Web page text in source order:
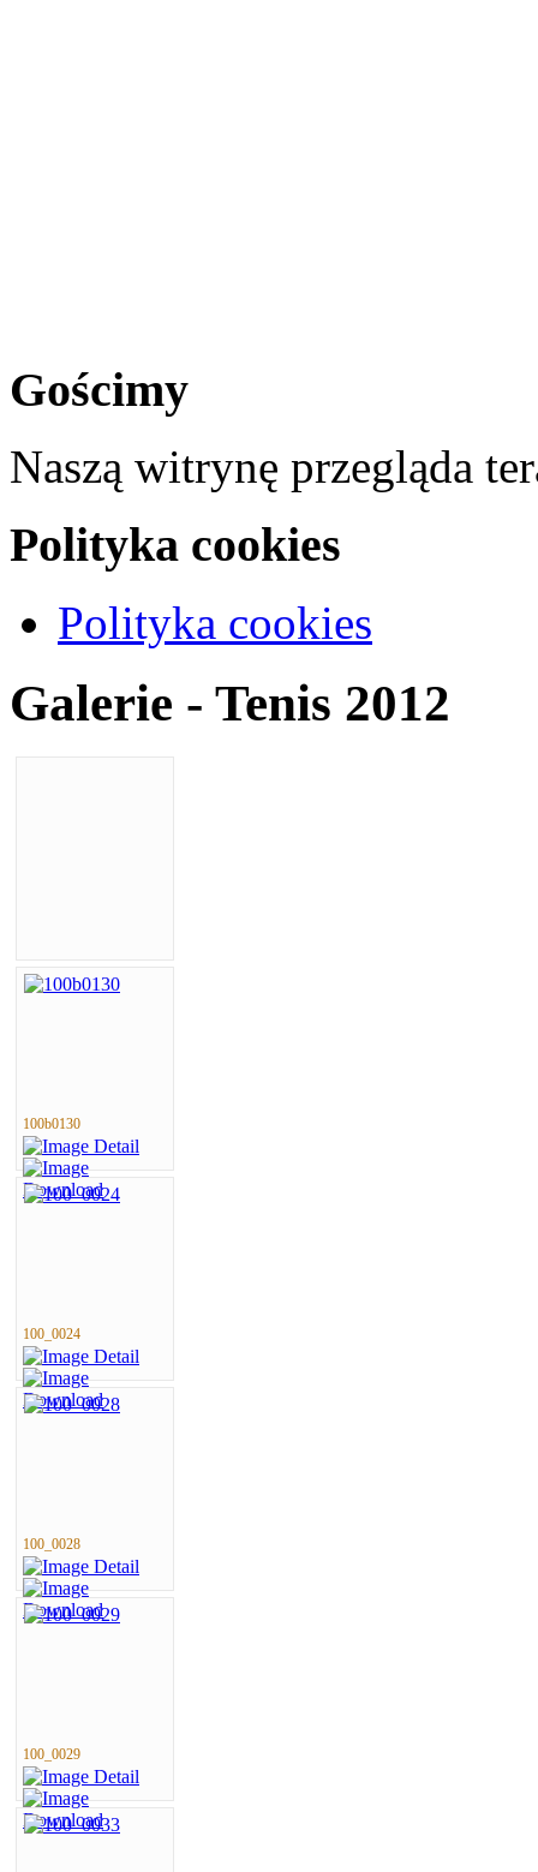
Gościmy
Naszą witrynę przegląda
Polityka cookies
Polityka cookies
Galerie - Tenis 2012
100b0130
100_0024
100_0028
100_0029